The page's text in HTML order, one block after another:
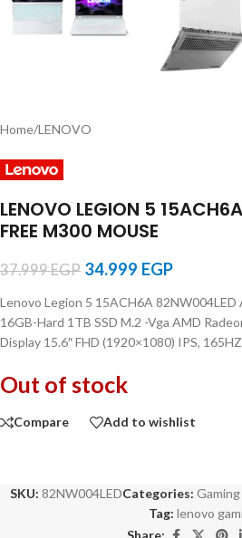
Home/LENOVO
LENOVO LEGION 5
FREE M300 MOUSE
37.999EGP 34.999 EGP
Lenovo Legion 5 15ACH6A 82NW004LED
16GB-Hard 1TB SSD M.2 -Vga AMD
Display 15.6″ FHD (1920×1080) IPS,
Out of stock
Compare Add to wishlist
SKU: 82NW004LEDCategories:
Tag: lenovo